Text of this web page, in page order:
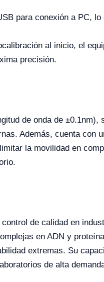
para conexión a PC,
al inicio, el
precisión.
de onda de ±0.1nm),
Además, cuenta con
la movilidad en
de calidad en
en ADN y
extremas. Su
de alta